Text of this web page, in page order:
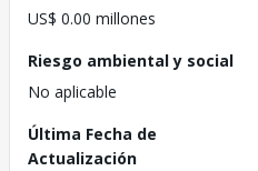
US$ 0.00 millones
Riesgo ambiental y social
No aplicable
Última Fecha de
Actualización